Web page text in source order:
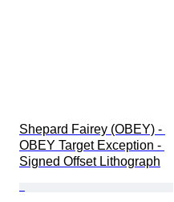
Shepard Fairey (OBEY) -
OBEY Target Exception -
Signed Offset Lithograph